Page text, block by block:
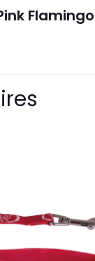
Flamingo